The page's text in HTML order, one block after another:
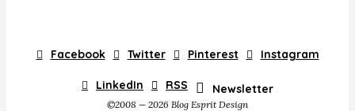
Facebook Twitter Pinterest Instagram
LinkedIn RSS Newsletter
©2008 — 2026 Blog Esprit Design